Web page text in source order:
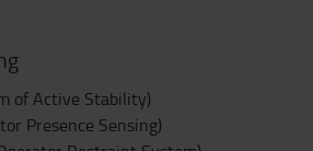
of Active Stability)
Presence Sensing)